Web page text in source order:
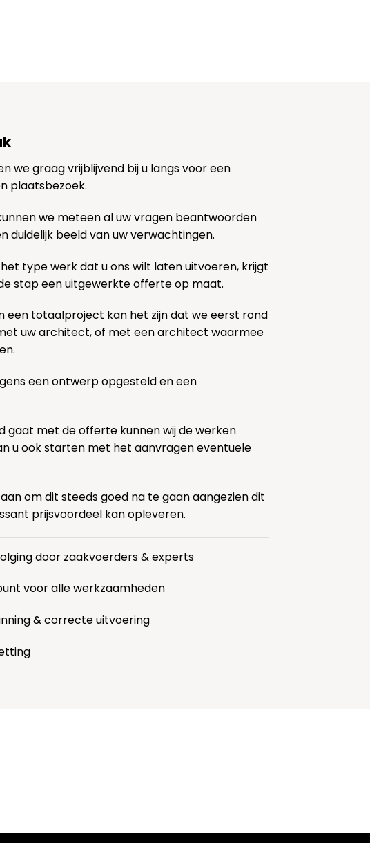
we graag vrijblijvend bij u langs voor een
plaatsbezoek.
we meteen al uw vragen beantwoorden
duidelijk beeld van uw verwachtingen.
type werk dat u ons wilt laten uitvoeren, krijgt
stap een uitgewerkte offerte op maat.
een totaalproject kan het zijn dat we eerst rond
uw architect, of met een architect waarmee
een ontwerp opgesteld en een
gaat met de offerte kunnen wij de werken
u ook starten met het aanvragen eventuele
om dit steeds goed na te gaan aangezien dit
prijsvoordeel kan opleveren.
door zaakvoerders & experts
voor alle werkzaamheden
& correcte uitvoering